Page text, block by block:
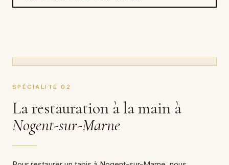
SPÉCIALITÉ 02
La restauration à la main à
Nogent-sur-Marne